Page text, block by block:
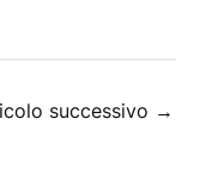
successivo →